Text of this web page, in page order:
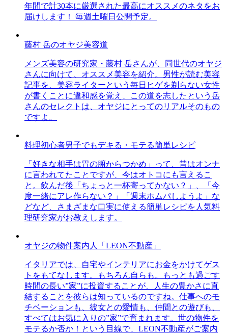
年間で計30本に厳選された最高にオススメのネタをお
届けします！ 毎週土曜日公開予定。
藤村 岳のオヤジ美容道
メンズ美容の研究家・藤村 岳さんが、同世代のオヤジ
さんに向けて、オススメ美容を紹介。男性が読む美容
記事を、美容ライターという毎日ヒゲを剃らない女性
が書くことに違和感を覚え、この道を志したという岳
さんのセレクトは、オヤジにとってのリアルそのもの
ですよ。
料理初心者男子でもデキる・モテる簡単レシピ
「好きな相手は胃の腑からつかめ」って、昔はオンナ
に言われてたことですが、今はオトコにも言えるこ
と。飲んだ後「ちょっと一杯寄ってかない？」、「今
度一緒にアレ作らない？」「週末ホムパしようよ」な
どなど、さまざまな口実に使える簡単レシピを人気料
理研究家がお教えします。
オヤジの物件案内人「LEON不動産」
イタリアでは、自宅やインテリアにお金をかけてゲス
トをもてなします。もちろん自らも。もっとも過ごす
時間の長い”家”に投資することが、人生の豊かさに直
結することを彼らは知っているのですね。仕事へのモ
チベーションも、彼女との愛情も、仲間との遊びも、
すべてはお気に入りの”家”で育まれます。世の物件を
モテるか否か！という目線で、LEON不動産がご案内